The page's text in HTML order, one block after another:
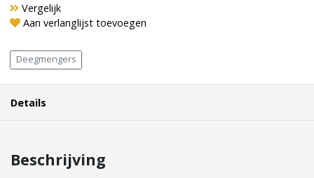
Vergelijk
Aan verlanglijst toevoegen
Deegmengers
Details
Beschrijving